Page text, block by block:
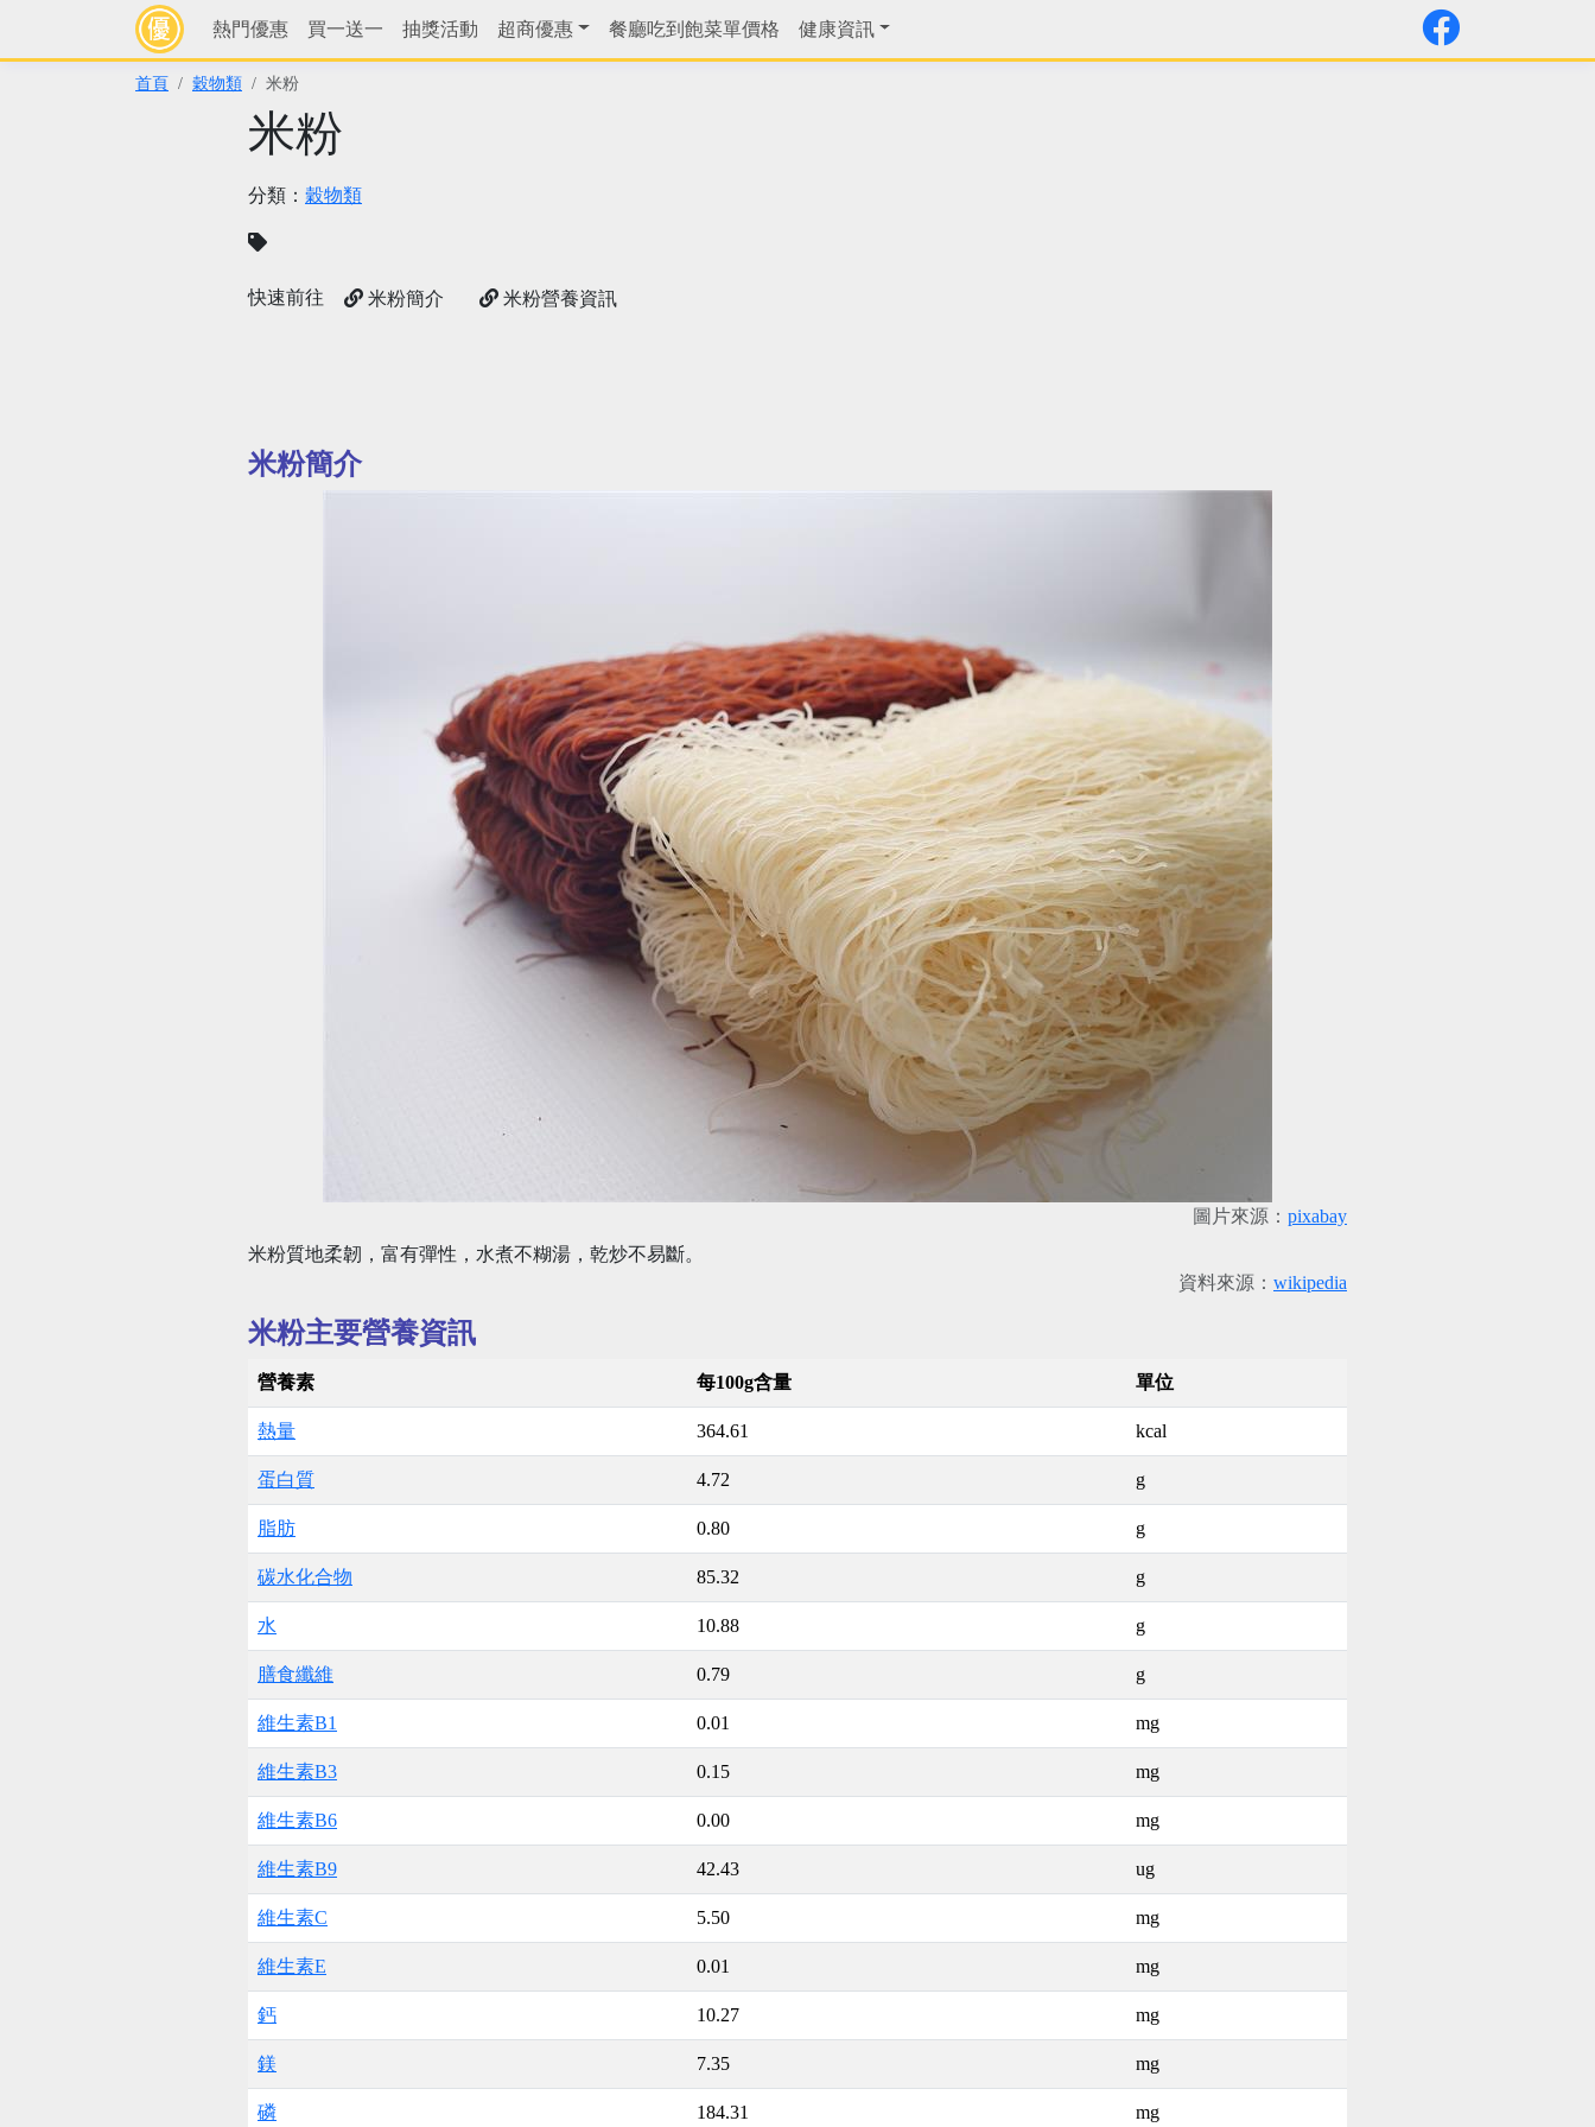
熱門優惠 買一送一 抽獎活動 超商優惠 餐廳吃到飽菜單價格 健康資訊
首頁 穀物類 米粉
米粉
分類： 穀物類
快速前往 米粉簡介 米粉營養資訊
米粉簡介
圖片來源： pixabay
米粉質地柔韌，富有彈性，水煮不糊湯，乾炒不易斷。
資料來源： wikipedia
米粉主要營養資訊
營養素 每100g含量 單位
熱量 364.61 kcal
蛋白質 4.72 g
脂肪 0.80 g
碳水化合物 85.32 g
水 10.88 g
膳食纖維 0.79 g
維生素B1 0.01 mg
維生素B3 0.15 mg
維生素B6 0.00 mg
維生素B9 42.43 ug
維生素C 5.50 mg
維生素E 0.01 mg
鈣 10.27 mg
鎂 7.35 mg
磷 184.31 mg